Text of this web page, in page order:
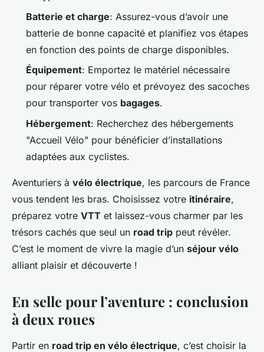
Batterie et charge: Assurez-vous d’avoir une
batterie de bonne capacité et planifiez vos étapes
en fonction des points de charge disponibles.
Équipement: Emportez le matériel nécessaire
pour réparer votre vélo et prévoyez des sacoches
pour transporter vos bagages.
Hébergement: Recherchez des hébergements
"Accueil Vélo" pour bénéficier d’installations
adaptées aux cyclistes.
Aventuriers à vélo électrique, les parcours de France
vous tendent les bras. Choisissez votre itinéraire,
préparez votre VTT et laissez-vous charmer par les
trésors cachés que seul un road trip peut révéler.
C’est le moment de vivre la magie d’un séjour vélo
alliant plaisir et découverte !
En selle pour l’aventure : conclusion
à deux roues
Partir en road trip en vélo électrique, c’est choisir la